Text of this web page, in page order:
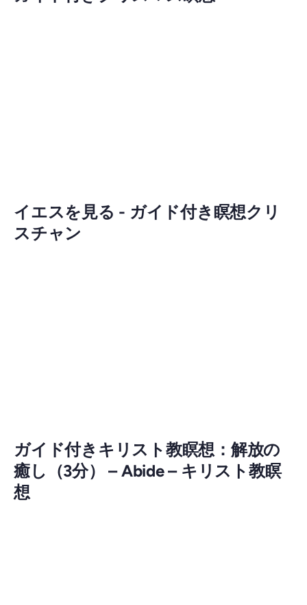
イエスを見る - ガイド付き瞑想クリ
スチャン
ガイド付きキリスト教瞑想：解放の
癒し（3分） – Abide – キリスト教瞑
想